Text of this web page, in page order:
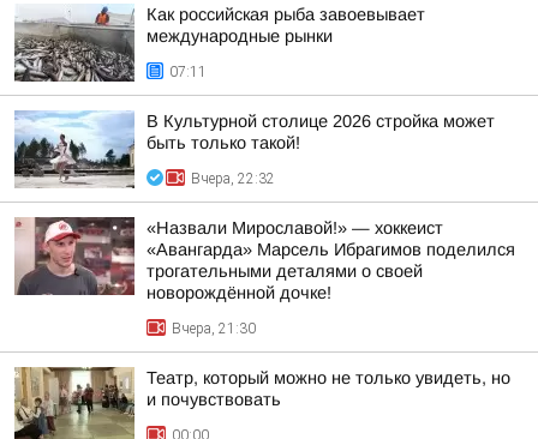
Как российская рыба завоевывает
международные рынки
07:11
В Культурной столице 2026 стройка может
быть только такой!
Вчера, 22:32
«Назвали Мирославой!» — хоккеист
«Авангарда» Марсель Ибрагимов поделился
трогательными деталями о своей
новорождённой дочке!
Вчера, 21:30
Театр, который можно не только увидеть, но
и почувствовать
00:00